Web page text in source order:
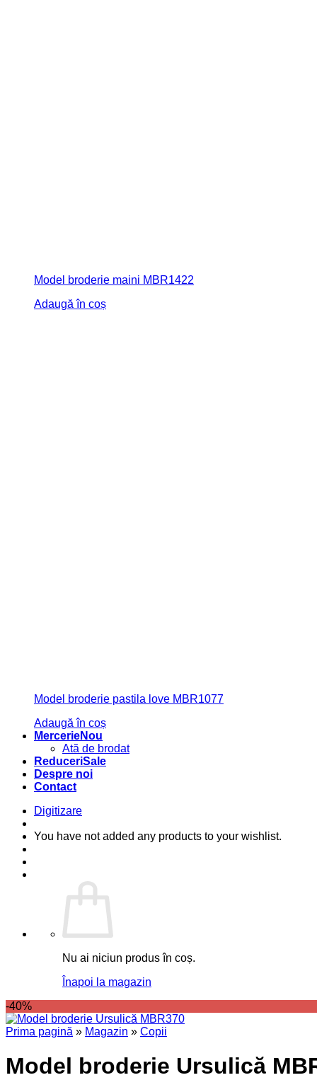
Model broderie maini MBR1422
Adaugă în coș
Model broderie pastila love MBR1077
Adaugă în coș
Mercerie
Ată de brodat
Reduceri
Despre noi
Contact
Digitizare
You have not added any products to your wishlist.
Nu ai niciun produs în coș.
Înapoi la magazin
-40%
Prima pagină » Magazin » Copii
Model broderie Ursulică